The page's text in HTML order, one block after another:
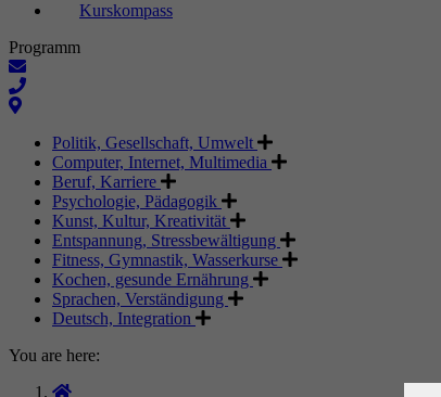
Kurskompass
Programm
Politik, Gesellschaft, Umwelt
Computer, Internet, Multimedia
Beruf, Karriere
Psychologie, Pädagogik
Kunst, Kultur, Kreativität
Entspannung, Stressbewältigung
Fitness, Gymnastik, Wasserkurse
Kochen, gesunde Ernährung
Sprachen, Verständigung
Deutsch, Integration
You are here: